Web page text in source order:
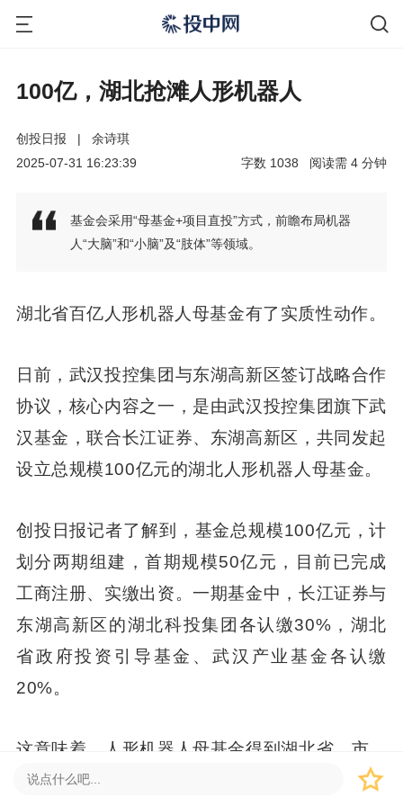
100亿，湖北抢滩人形机器人
创投日报 |
余诗琪
2025-07-31 16:23:39
分钟
4
阅读需
1038
字数
基金会采用“母基金+项目直投”方式，前瞻布局机器
人“大脑”和“小脑”及“肢体”等领域。
湖北省百亿人形机器人母基金有了实质性动作。
日前，武汉投控集团与东湖高新区签订战略合作
协议，核心内容之一，是由武汉投控集团旗下武
汉基金，联合长江证券、东湖高新区，共同发起
设立总规模100亿元的湖北人形机器人母基金。
创投日报记者了解到，基金总规模100亿元，计
划分两期组建，首期规模50亿元，目前已完成
工商注册、实缴出资。一期基金中，长江证券与
东湖高新区的湖北科投集团各认缴30%，湖北
省政府投资引导基金、武汉产业基金各认缴
20%。
这意味着，人形机器人母基金得到湖北省、市、
区三级国资的支持。基金的管理方是长江证券的